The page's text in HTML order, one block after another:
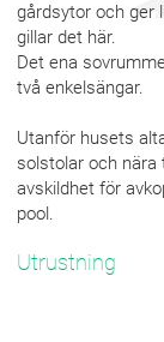
gårdsytor och ger
gillar det här.
Det ena
två enkelsängar.
Utanför husets
solstolar och nära
avskildhet för
pool.
Utrustning